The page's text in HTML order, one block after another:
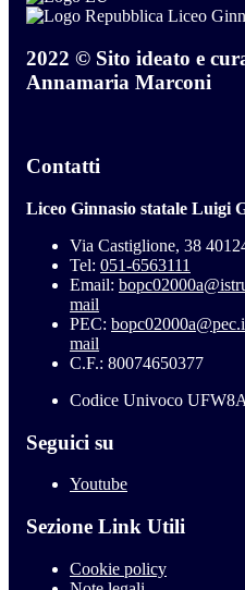
Liceo
2022 © Sito ideato e
Annamaria Marconi
Contatti
Liceo Ginnasio statale Luigi
Via Castiglione, 38
Tel: 051-6563111
Email:
mail
PEC:
mail
C.F.: 80074650377
Codice Univoco
Seguici su
Youtube
Sezione Link Utili
Cookie policy